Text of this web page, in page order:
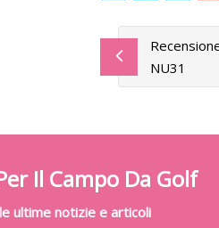
NU31
Il Campo Da Golf
ultime notizie e articoli